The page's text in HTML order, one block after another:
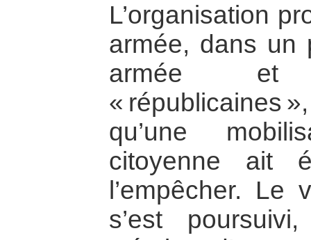
L’organisation
armée, dans un
armée et
« républicaines
qu’une
citoyenne ait
l’empêcher.
s’est